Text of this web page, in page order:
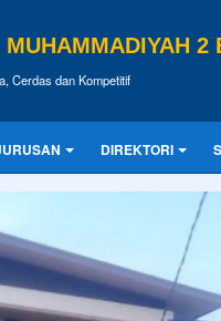
MUHAMMADIYAH 2
Cerdas dan Kompetitif
DIREKTORI
merupakan tiket untuk